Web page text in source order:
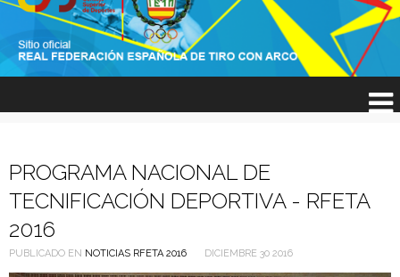
PROGRAMA NACIONAL DE
TECNIFICACIÓN DEPORTIVA - RFETA
2016
PUBLICADO EN NOTICIAS RFETA 2016 DICIEMBRE 30 2016
Recuérdeme